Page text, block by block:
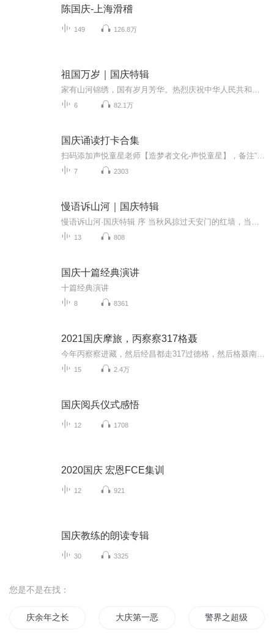
陈国庆-上海滑稽
149 126.8万
祖国万岁｜国庆特辑
6 82.1万
国庆诵读打卡合集
7 2303
慢语诉山河｜国庆特辑
13 808
国庆十篇经典演讲
十篇经典演讲
8 8361
2021国庆摩旅，丙察察317格聂
15 2.4万
国庆阅兵仪式感悟
12 1708
2020国庆 宏恩FCE集训
12 921
国庆教练的朗读专辑
30 3325
您是不是在找：
庆余年之长歌行 大庆第一恶 警界之超级协警